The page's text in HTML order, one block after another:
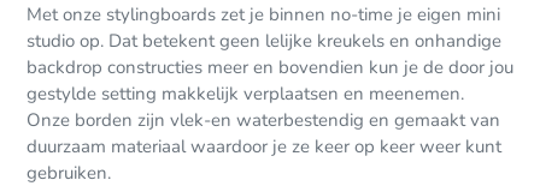
uw
winkelwagen
Met onze stylingboards zet je binnen no-time je eigen mini
studio op. Dat betekent geen lelijke kreukels en onhandige
backdrop constructies meer en bovendien kun je de door jou
gestylde setting makkelijk verplaatsen en meenemen.
Onze borden zijn vlek-en waterbestendig en gemaakt van
duurzaam materiaal waardoor je ze keer op keer weer kunt
gebruiken.